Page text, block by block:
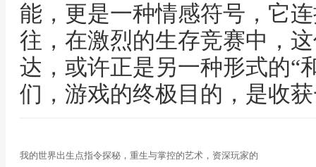
能，更是一种情感符号，它
往，在激烈的生存竞赛中，
达，或许正是另一种形式的“
们，游戏的终极目的，是收
我的世界出生点指令探秘，重生与掌控的艺术，资深玩家的